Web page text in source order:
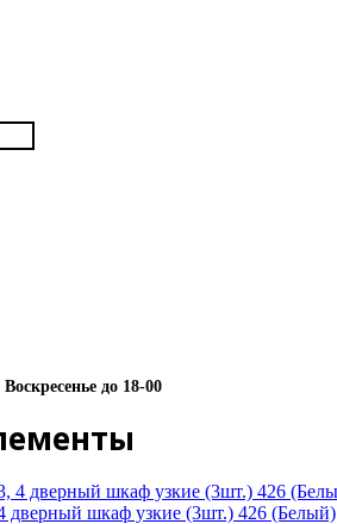
до 18-00
шкаф узкие (3шт.) 426 (Белый)